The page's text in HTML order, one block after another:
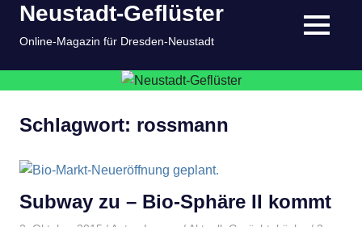
InhaltNeustadt-Geflüster
Online-Magazin für Dresden-Neustadt MENÜ
Schlagwort: rossmann
Subway zu – Bio-Sphäre II kommt